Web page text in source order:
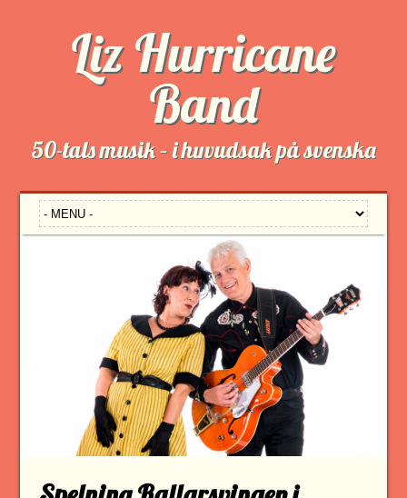
Liz Hurricane
Band
50-tals musik – i huvudsak på svenska